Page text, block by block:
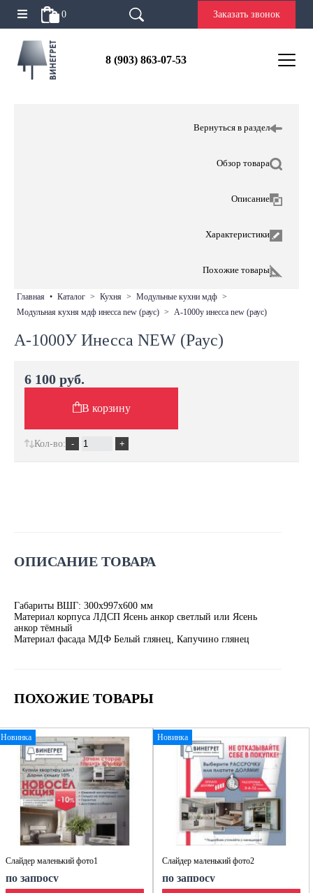
0 Заказать звонок
8 (903) 863-07-53
Вернуться в раздел
Обзор товара
Описание
Характеристики
Похожие товары
главная • каталог > кухня > модульные кухни мдф >
модульная кухня мдф инесса new (раус) > а-1000у инесса new (раус)
А-1000У Инесса NEW (Раус)
ОПИСАНИЕ ТОВАРА
Габариты ВШГ: 300х997х600 мм
Материал корпуса ЛДСП Ясень анкор светлый или Ясень
анкор тёмный
Материал фасада МДФ Белый глянец, Капучино глянец
ПОХОЖИЕ ТОВАРЫ
Новинка
Слайдер маленький фото1
по запросу
Новинка
Слайдер маленький фото2
по запросу
6 100 руб.
В корзину
Кол-во: